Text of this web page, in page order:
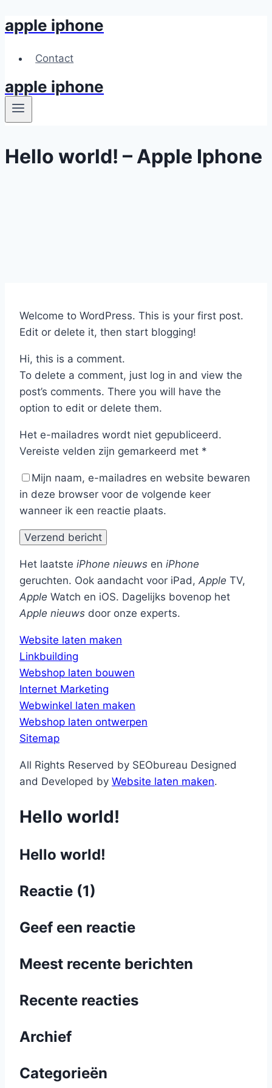
Skip
content
apple iphone
Contact
apple iphone
Hello world! – Apple Iphone
Welcome to WordPress. This is your first post.
Edit or delete it, then start blogging!
Hi, this is a comment.
To delete a comment, just log in and view the
post’s comments. There you will have the
option to edit or delete them.
Het e-mailadres wordt niet gepubliceerd.
Vereiste velden zijn gemarkeerd met *
Mijn naam, e-mailadres en website bewaren
in deze browser voor de volgende keer
wanneer ik een reactie plaats.
Het laatste iPhone nieuws en iPhone
geruchten. Ook aandacht voor iPad, Apple TV,
Apple Watch en iOS. Dagelijks bovenop het
Apple nieuws door onze experts.
Website laten maken
Linkbuilding
Webshop laten bouwen
Internet Marketing
Webwinkel laten maken
Webshop laten ontwerpen
Sitemap
All Rights Reserved by SEObureau Designed
and Developed by Website laten maken.
Hello world!
Hello world!
Reactie (1)
Geef een reactie
Meest recente berichten
Recente reacties
Archief
Categorieën